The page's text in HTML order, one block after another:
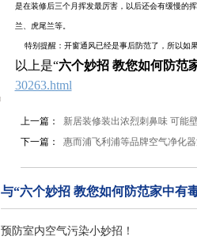
是在装修后三个月挥发最厉害，以后还会有缓慢的
兰、虎尾兰等。
特别提醒：开窗通风已经是事后防范了，所以如
以上是“六个妙招 教您如何防范
30263.html
上一篇：
新居装修装出浓烈刺鼻味 可能
下一篇：
惠而浦飞利浦等品牌空气净化
与“六个妙招 教您如何防范家中有
预防室内空气污染小妙招！